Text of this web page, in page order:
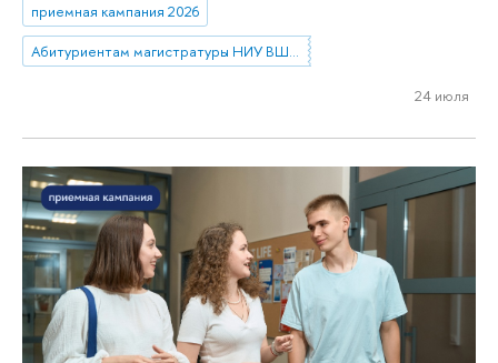
приемная кампания 2026
Абитуриентам магистратуры НИУ ВШЭ—Нижний Новгород
24 июля